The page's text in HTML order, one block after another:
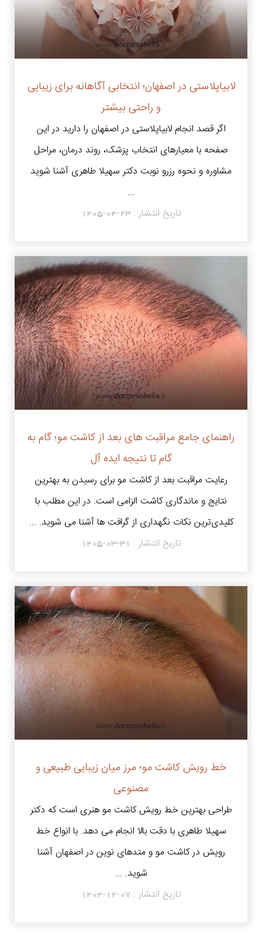
لابیاپلاستی در اصفهان؛ انتخابی آگاهانه برای زیبایی
و راحتی بیشتر
اگر قصد انجام لابیاپلاستی در اصفهان را دارید در این
صفحه با معیارهای انتخاب پزشک، روند درمان، مراحل
مشاوره و نحوه رزرو نوبت دکتر سهیلا طاهری آشنا شوید
...
تاریخ انتشار :1405-04-23
راهنمای جامع مراقبت های بعد از کاشت مو؛ گام به
گام تا نتیجه ایده آل
رعایت مراقبت بعد از کاشت مو برای رسیدن به بهترین
نتایج و ماندگاری کاشت الزامی است. در این مطلب با
کلیدی‌ترین نکات نگهداری از گرافت‌ ها آشنا می شوید. ...
تاریخ انتشار : 1405-03-31
خط رویش کاشت مو؛ مرز میان زیبایی طبیعی و
مصنوعی
طراحی بهترین خط رویش کاشت مو هنری است که دکتر
سهیلا طاهری با دقت بالا انجام می دهد. با انواع خط
رویش در کاشت مو و متدهای نوین در اصفهان آشنا
شوید. ...
تاریخ انتشار :1404-12-07